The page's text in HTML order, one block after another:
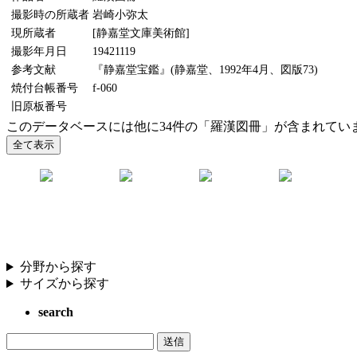
撮影時の所蔵者 岩崎小弥太
現所蔵者
[静嘉堂文庫美術館]
撮影年月日
19421119
参考文献
『静嘉堂宝鑑』(静嘉堂、1992年4月、図版73)
焼付台帳番号
f-060
旧原板番号
このデータベースには他に34件の「羅漢図冊」が含まれてい
分野から探す
サイズから探す
search